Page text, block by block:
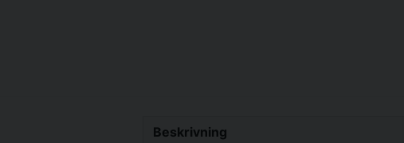
Beskrivning